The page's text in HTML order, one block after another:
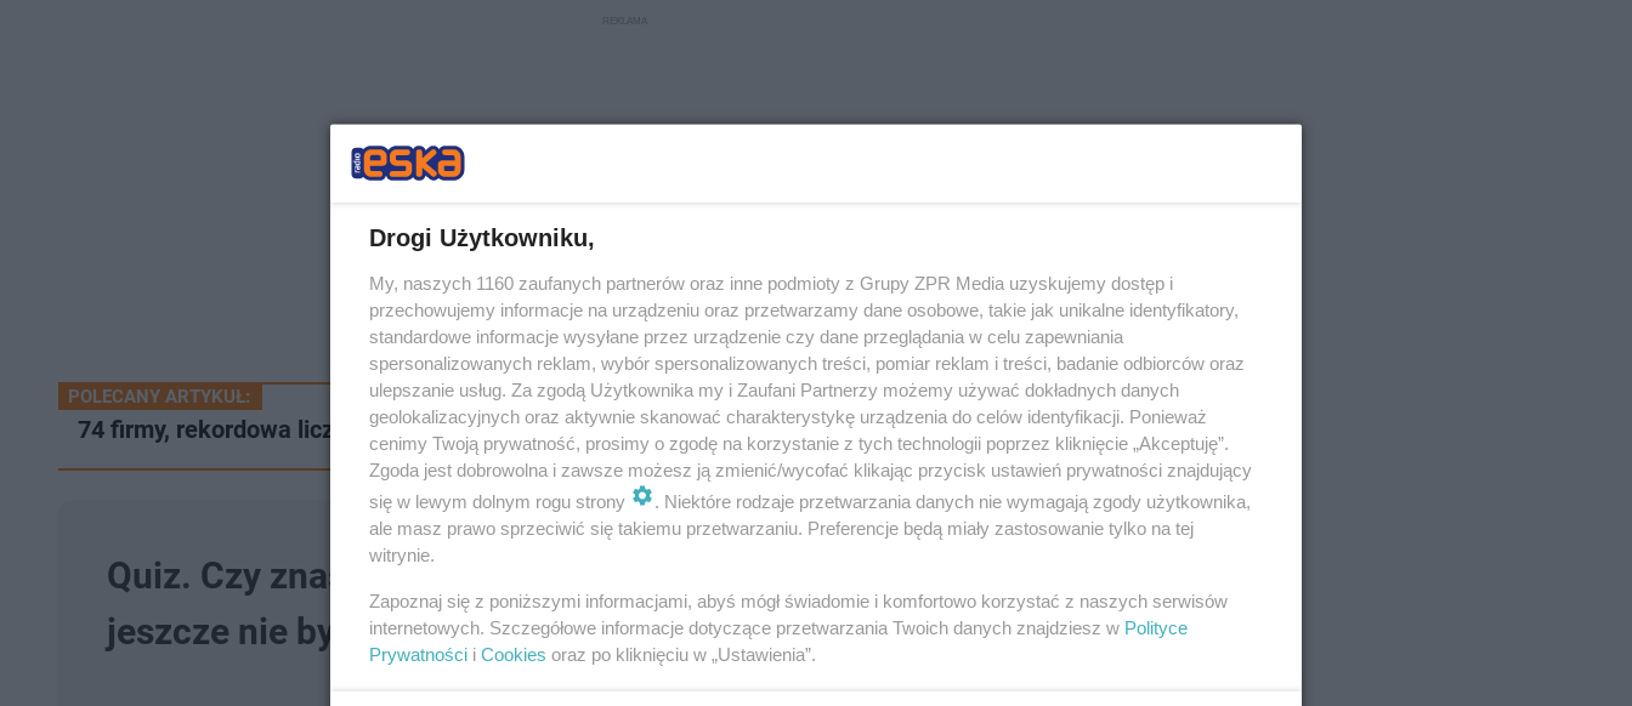
POLECANY ARTYKUŁ:
74 firmy, rekordowa liczba, powalczą o gorzowskiego Nawigatora Biznesu
Quiz. Czy znasz te przybory kuchenne? Tak trudnego quizu
jeszcze nie było. Sprawdź się!
Drogi Użytkowniku,
My, naszych 1160 zaufanych partnerów oraz inne podmioty z Grupy ZPR Media uzyskujemy dostęp i
przechowujemy informacje na urządzeniu oraz przetwarzamy dane osobowe, takie jak unikalne identyfikatory,
standardowe informacje wysyłane przez urządzenie czy dane przeglądania w celu zapewniania
spersonalizowanych reklam, wybór spersonalizowanych treści, pomiar reklam i treści, badanie odbiorców oraz
ulepszanie usług. Za zgodą Użytkownika my i Zaufani Partnerzy możemy używać dokładnych danych
geolokalizacyjnych oraz aktywnie skanować charakterystykę urządzenia do celów identyfikacji. Ponieważ
cenimy Twoją prywatność, prosimy o zgodę na korzystanie z tych technologii poprzez kliknięcie „Akceptuję”.
Zgoda jest dobrowolna i zawsze możesz ją zmienić/wycofać klikając przycisk ustawień prywatności znajdujący
się w lewym dolnym rogu strony
. Niektóre rodzaje przetwarzania danych nie wymagają zgody użytkownika,
ale masz prawo sprzeciwić się takiemu przetwarzaniu. Preferencje będą miały zastosowanie tylko na tej
witrynie.
Zapoznaj się z poniższymi informacjami, abyś mógł świadomie i komfortowo korzystać z naszych serwisów
internetowych. Szczegółowe informacje dotyczące przetwarzania Twoich danych znajdziesz w Polityce
Prywatności i Cookies oraz po kliknięciu w „Ustawienia”.